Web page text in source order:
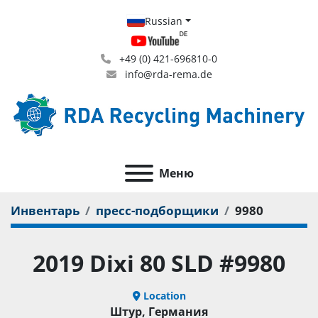
+49 (0) 421-696810-0
info@rda-rema.de
Russian
Меню
Инвентарь пресс-подборщики 9980
2019 Dixi 80 SLD #9980
Location
Штур, Германия